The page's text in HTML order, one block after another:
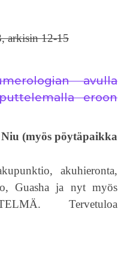
arkisin 12-15
avulla
eroon
(myös pöytäpaikka
akuhieronta,
Guasha ja nyt myös
Tervetuloa